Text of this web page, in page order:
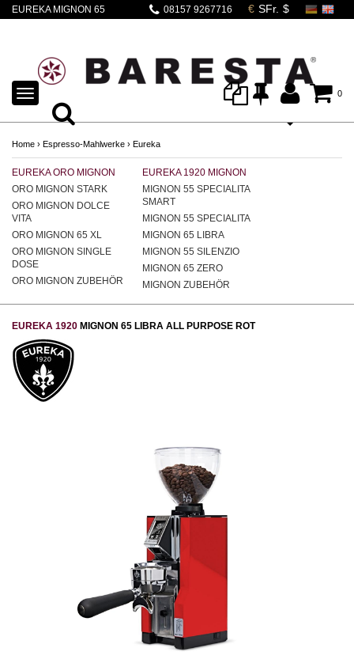
EUREKA MIGNON 65
08157 9267716
0
TOGGLE
NAVIGATION
Home › Espresso-Mahlwerke › Eureka
EUREKA ORO MIGNON
ORO MIGNON STARK
ORO MIGNON DOLCE
VITA
ORO MIGNON 65 XL
ORO MIGNON SINGLE
DOSE
ORO MIGNON ZUBEHÖR
EUREKA 1920 MIGNON
MIGNON 55 SPECIALITA
SMART
MIGNON 55 SPECIALITA
MIGNON 65 LIBRA
MIGNON 55 SILENZIO
MIGNON 65 ZERO
MIGNON ZUBEHÖR
EUREKA 1920 MIGNON 65 LIBRA ALL PURPOSE ROT